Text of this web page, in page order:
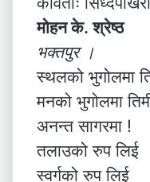
मोहन के. श्रेष्ठ
भक्तपुर ।
स्थलको भुगोलमा
मनको भुगोलमा
अनन्त सागरमा !
तलाउको रुप लिई
स्वर्गको रुप लिई